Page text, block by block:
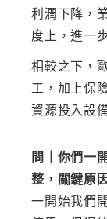
利潤下降，
度上，進一
相較之下，
工，加上保
資源投入設
問｜你們一
整，關鍵原
一開始我們